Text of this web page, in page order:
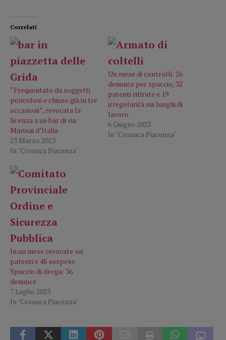
Correlati
“Frequentato da soggetti
pericolosi e chiuso già in tre
occasioni”, revocata la
licenza a un bar di via
Marinai d’Italia
23 Marzo 2023
In "Cronaca Piacenza"
Un mese di controlli: 26
denunce per spaccio, 32
patenti ritirate e 19
irregolarità sui luoghi di
lavoro
6 Giugno 2023
In "Cronaca Piacenza"
In un mese revocate sei
patenti e 48 sospese.
Spaccio di droga: 36
denunce
7 Luglio 2023
In "Cronaca Piacenza"